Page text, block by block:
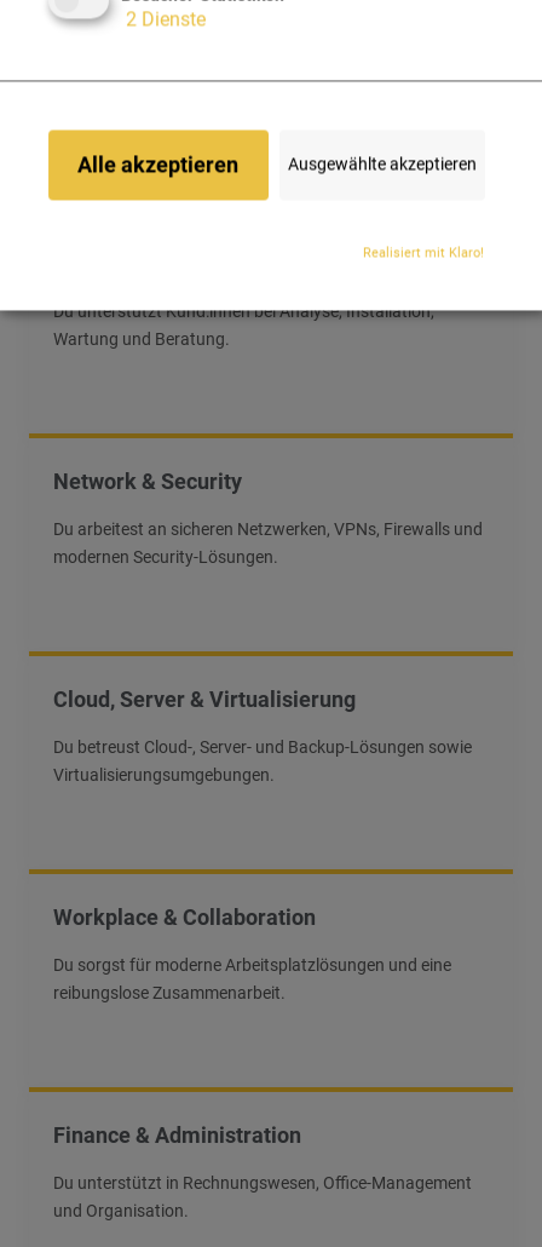
einem Umfeld, das Eigenverantwortung, Teamgeist und
fachliches Wachstum verbindet.
Du unterstützt Kund:innen bei Analyse, Installation,
Wartung und Beratung.
Network & Security
Du arbeitest an sicheren Netzwerken, VPNs, Firewalls und
modernen Security-Lösungen.
Cloud, Server & Virtualisierung
Du betreust Cloud-, Server- und Backup-Lösungen sowie
Virtualisierungsumgebungen.
Workplace & Collaboration
Du sorgst für moderne Arbeitsplatzlösungen und eine
reibungslose Zusammenarbeit.
Finance & Administration
Du unterstützt in Rechnungswesen, Office-Management
und Organisation.
2 Dienste
Ausgewählte akzeptieren
Alle akzeptieren
Realisiert mit Klaro!